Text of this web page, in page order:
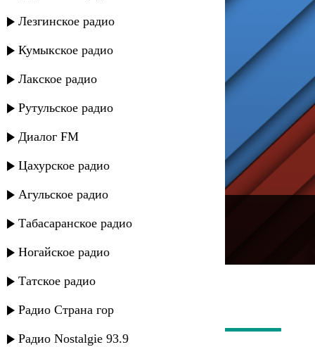
Лезгинское радио
Кумыкское радио
Лакское радио
Рутульское радио
Диалог FM
Цахурское радио
Агульское радио
Табасаранское радио
Ногайское радио
Татское радио
Радио Страна гор
Радио Nostalgie 93.9
---
Русское радио